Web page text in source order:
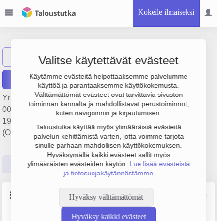
Kokeile ilmaiseksi
Valitse käytettävät evästeet
Käytämme evästeitä helpottaaksemme palvelumme
käyttöä ja parantaaksemme käyttökokemusta.
Välttämättömät evästeet ovat tarvittavia sivuston
toiminnan kannalta ja mahdollistavat perustoiminnot,
kuten navigoinnin ja kirjautumisen.
Taloustutka käyttää myös ylimääräisiä evästeitä
palvelun kehittämistä varten, jotta voimme tarjota
sinulle parhaan mahdollisen käyttökokemuksen.
Hyväksymällä kaikki evästeet sallit myös
ylimääräisten evästeiden käytön. Lue lisää evästeistä
ja tietosuojakäytännöstämme
Hyväksy välttämättömät
Hyväksy kaikki evästeet
Näytä haku V Valomaja Oy
Raportit
Yrityksen Valomaja Oy liikevaihto on 522 000 € ja tulos 38
000 €. Sen päätoimiala on Sähköasennus, perustamisvuosi
1978 ja sijainti Mäntsälä. Yrityksen yhtiömuoto Osakeyhtiö
(OY).
Perustiedot Tilinpäätösluvut Päättäjätiedot
Lähde: YTJ, PRH, Traficom
Henkilöstömäärä